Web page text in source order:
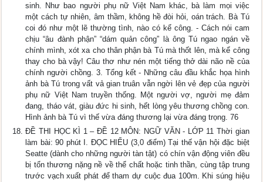
sinh. Như bao người phụ nữ Việt Nam khác, bà làm mọi việc
một cách tự nhiên, âm thầm, không hề đòi hỏi, oán trách. Bà Tú
coi đó như một lẽ thường tình, nào có kể công. - Cách nói cam
chịu “âu đành phận” “dám quản công” là ông Tú ngao ngán về
chính mình, xót xa cho thân phận bà Tú mà thốt lên, mà kể công
thay cho bà vậy! Câu thơ như nén một tiếng thở dài não nề của
chính người chồng. 3. Tổng kết - Những câu đầu khắc họa hình
ảnh bà Tú trong vất vả gian truân vẫn ngời lên vẻ đẹp của người
phụ nữ Việt Nam truyền thống. Một người vợ, người mẹ đảm
đang, tháo vát, giàu đức hi sinh, hết lòng yêu thương chồng con.
Hình ảnh bà Tú vì thế vừa đáng thương lại vừa đáng trọng. 76
ĐỀ THI HỌC KÌ 1 – ĐỀ 12 MÔN: NGỮ VĂN - LỚP 11 Thời gian
làm bài: 90 phút I. ĐỌC HIỂU (3,0 điểm) Tại thế vận hội đặc biệt
Seatte (dành cho những người tàn tật) có chín vận động viên đều
bị tổn thương nặng nề về thể chất hoặc tinh thần, cùng tập trung
trước vạch xuất phát để tham dự cuộc đua 100m. Khi súng hiệu